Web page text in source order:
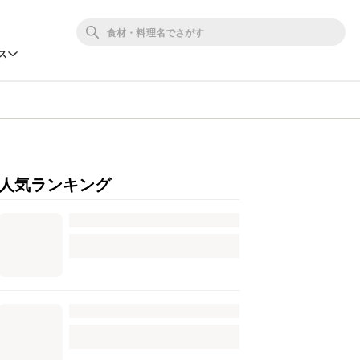
人気ランキング